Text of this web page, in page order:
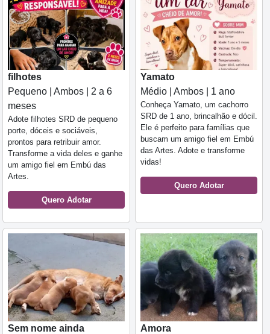
filhotes
Pequeno | Ambos | 2 a 6
meses
Adote filhotes SRD de pequeno
porte, dóceis e sociáveis,
prontos para retribuir amor.
Transforme a vida deles e ganhe
um amigo fiel em Embú das
Artes.
Quero Adotar
Yamato
Médio | Ambos | 1 ano
Conheça Yamato, um cachorro
SRD de 1 ano, brincalhão e dócil.
Ele é perfeito para famílias que
buscam um amigo fiel em Embú
das Artes. Adote e transforme
vidas!
Quero Adotar
Sem nome ainda
Amora